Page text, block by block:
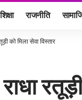
शिक्षा राजनीति
को मिला सेवा विस्तार